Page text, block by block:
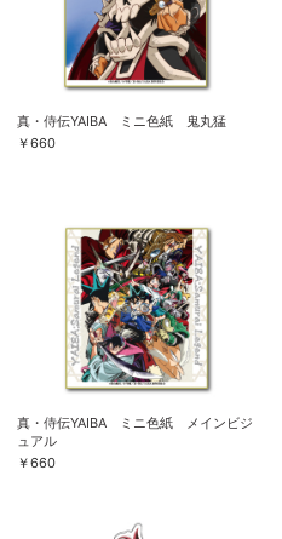
真・侍伝YAIBA ミニ色紙 鬼丸猛
￥660
真・侍伝YAIBA ミニ色紙 メインビジ
ュアル
￥660